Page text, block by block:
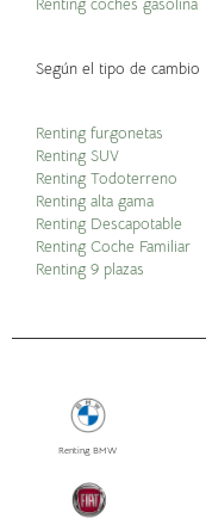
Según el tipo de cambio
Renting furgonetas
Renting SUV
Renting Todoterreno
Renting alta gama
Renting Descapotable
Renting Coche Familiar
Renting 9 plazas
Renting BMW